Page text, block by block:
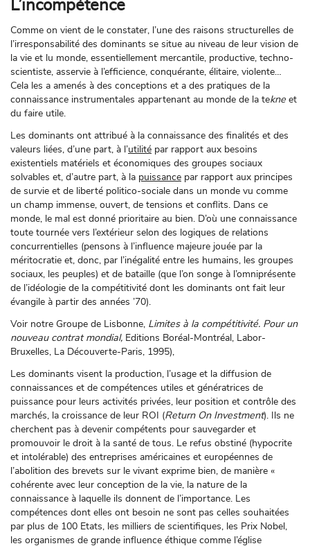
L’incompétence
Comme on vient de le constater, l’une des raisons structurelles de
l’irresponsabilité des dominants se situe au niveau de leur vision de
la vie et lu monde, essentiellement mercantile, productive, techno-
scientiste, asservie à l’efficience, conquérante, élitaire, violente…
Cela les a amenés à des conceptions et a des pratiques de la
connaissance instrumentales appartenant au monde de la tekne et
du faire utile.
Les dominants ont attribué à la connaissance des finalités et des
valeurs liées, d’une part, à l’utilité par rapport aux besoins
existentiels matériels et économiques des groupes sociaux
solvables et, d’autre part, à la puissance par rapport aux principes
de survie et de liberté politico-sociale dans un monde vu comme
un champ immense, ouvert, de tensions et conflits. Dans ce
monde, le mal est donné prioritaire au bien. D’où une connaissance
toute tournée vers l’extérieur selon des logiques de relations
concurrentielles (pensons à l’influence majeure jouée par la
méritocratie et, donc, par l’inégalité entre les humains, les groupes
sociaux, les peuples) et de bataille (que l’on songe à l’omniprésente
de l’idéologie de la compétitivité dont les dominants ont fait leur
évangile à partir des années ’70).
Voir notre Groupe de Lisbonne, Limites à la compétitivité. Pour un
nouveau contrat mondial, Editions Boréal-Montréal, Labor-
Bruxelles, La Découverte-Paris, 1995),
Les dominants visent la production, l’usage et la diffusion de
connaissances et de compétences utiles et génératrices de
puissance pour leurs activités privées, leur position et contrôle des
marchés, la croissance de leur ROI (Return On Investment). Ils ne
cherchent pas à devenir compétents pour sauvegarder et
promouvoir le droit à la santé de tous. Le refus obstiné (hypocrite
et intolérable) des entreprises américaines et européennes de
l’abolition des brevets sur le vivant exprime bien, de manière «
cohérente avec leur conception de la vie, la nature de la
connaissance à laquelle ils donnent de l’importance. Les
compétences dont elles ont besoin ne sont pas celles souhaitées
par plus de 100 Etats, les milliers de scientifiques, les Prix Nobel,
les organismes de grande influence éthique comme l’église